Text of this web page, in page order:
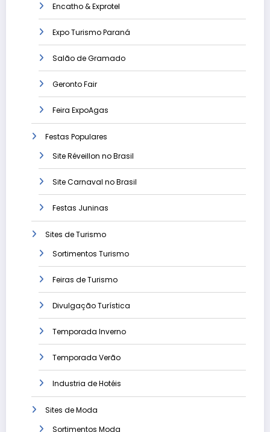
Encatho & Exprotel
Expo Turismo Paraná
Salão de Gramado
Geronto Fair
Feira ExpoAgas
Festas Populares
Site Réveillon no Brasil
Site Carnaval no Brasil
Festas Juninas
Sites de Turismo
Sortimentos Turismo
Feiras de Turismo
Divulgação Turística
Temporada Inverno
Temporada Verão
Industria de Hotéis
Sites de Moda
Sortimentos Moda